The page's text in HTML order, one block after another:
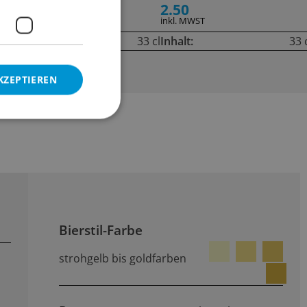
inkl. MWST
Inhalt: 33 cl
2.50
inkl. MWST
Inhalt: 33
Bierstil-Farbe
strohgelb bis goldfarben